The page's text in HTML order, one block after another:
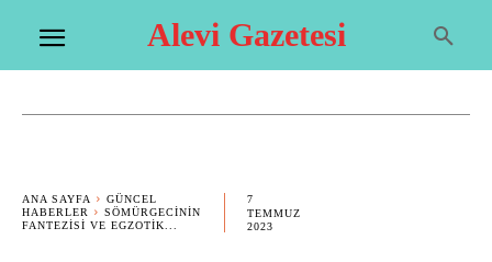
Alevi Gazetesi
ANA SAYFA
GÜNCEL
HABERLER
SÖMÜRGECININ
FANTEZISI VE EGZOTIK...
7
TEMMUZ
2023